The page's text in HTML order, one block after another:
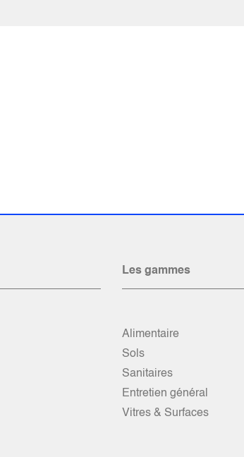
Les gammes
Alimentaire
Sols
Sanitaires
Entretien général
Vitres & Surfaces